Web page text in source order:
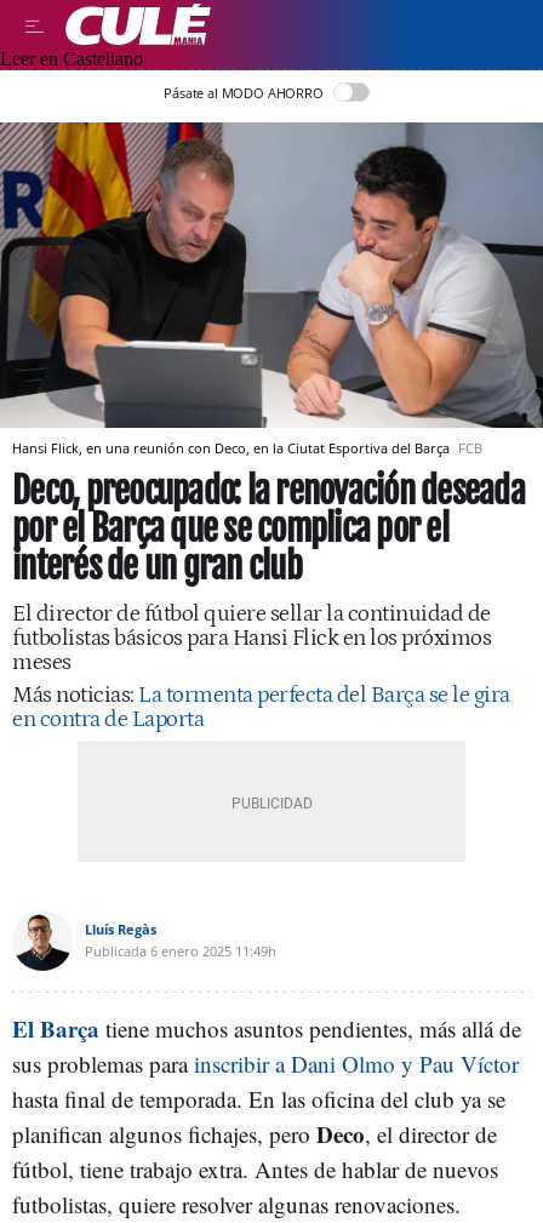
Leer en Castellano
Pásate al MODO AHORRO
Hansi Flick, en una reunión con Deco, en la Ciutat Esportiva del Barça FCB
Deco, preocupado: la renovación deseada
por el Barça que se complica por el
interés de un gran club
El director de fútbol quiere sellar la continuidad de
futbolistas básicos para Hansi Flick en los próximos
meses
Más noticias: La tormenta perfecta del Barça se le gira
en contra de Laporta
Lluís Regàs
Publicada 6 enero 2025 11:49h
El Barça tiene muchos asuntos pendientes, más allá de
sus problemas parainscribir a Dani Olmo y Pau Víctor
hasta final de temporada. En las oficina del club ya se
planifican algunos fichajes, pero Deco, el director de
fútbol, tiene trabajo extra. Antes de hablar de nuevos
futbolistas, quiere resolver algunas renovaciones.